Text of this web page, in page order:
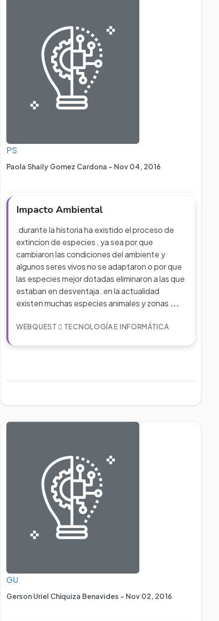
PS
Paola Shaily Gomez Cardona - Nov 04, 2016
Impacto Ambiental
.durante la historia ha existido el proceso de
extincion de especies , ya sea por que
cambiaron las condiciones del ambiente y
algunos seres vivos no se adaptaron o por que
las especies mejor dotadas eliminaron a las que
estaban en desventaja .en la actualidad
existen muchas especies animales y zonas ...
WEBQUEST TECNOLOGÍA E INFORMÁTICA
GU
Gerson Uriel Chíquiza Benavides - Nov 02, 2016